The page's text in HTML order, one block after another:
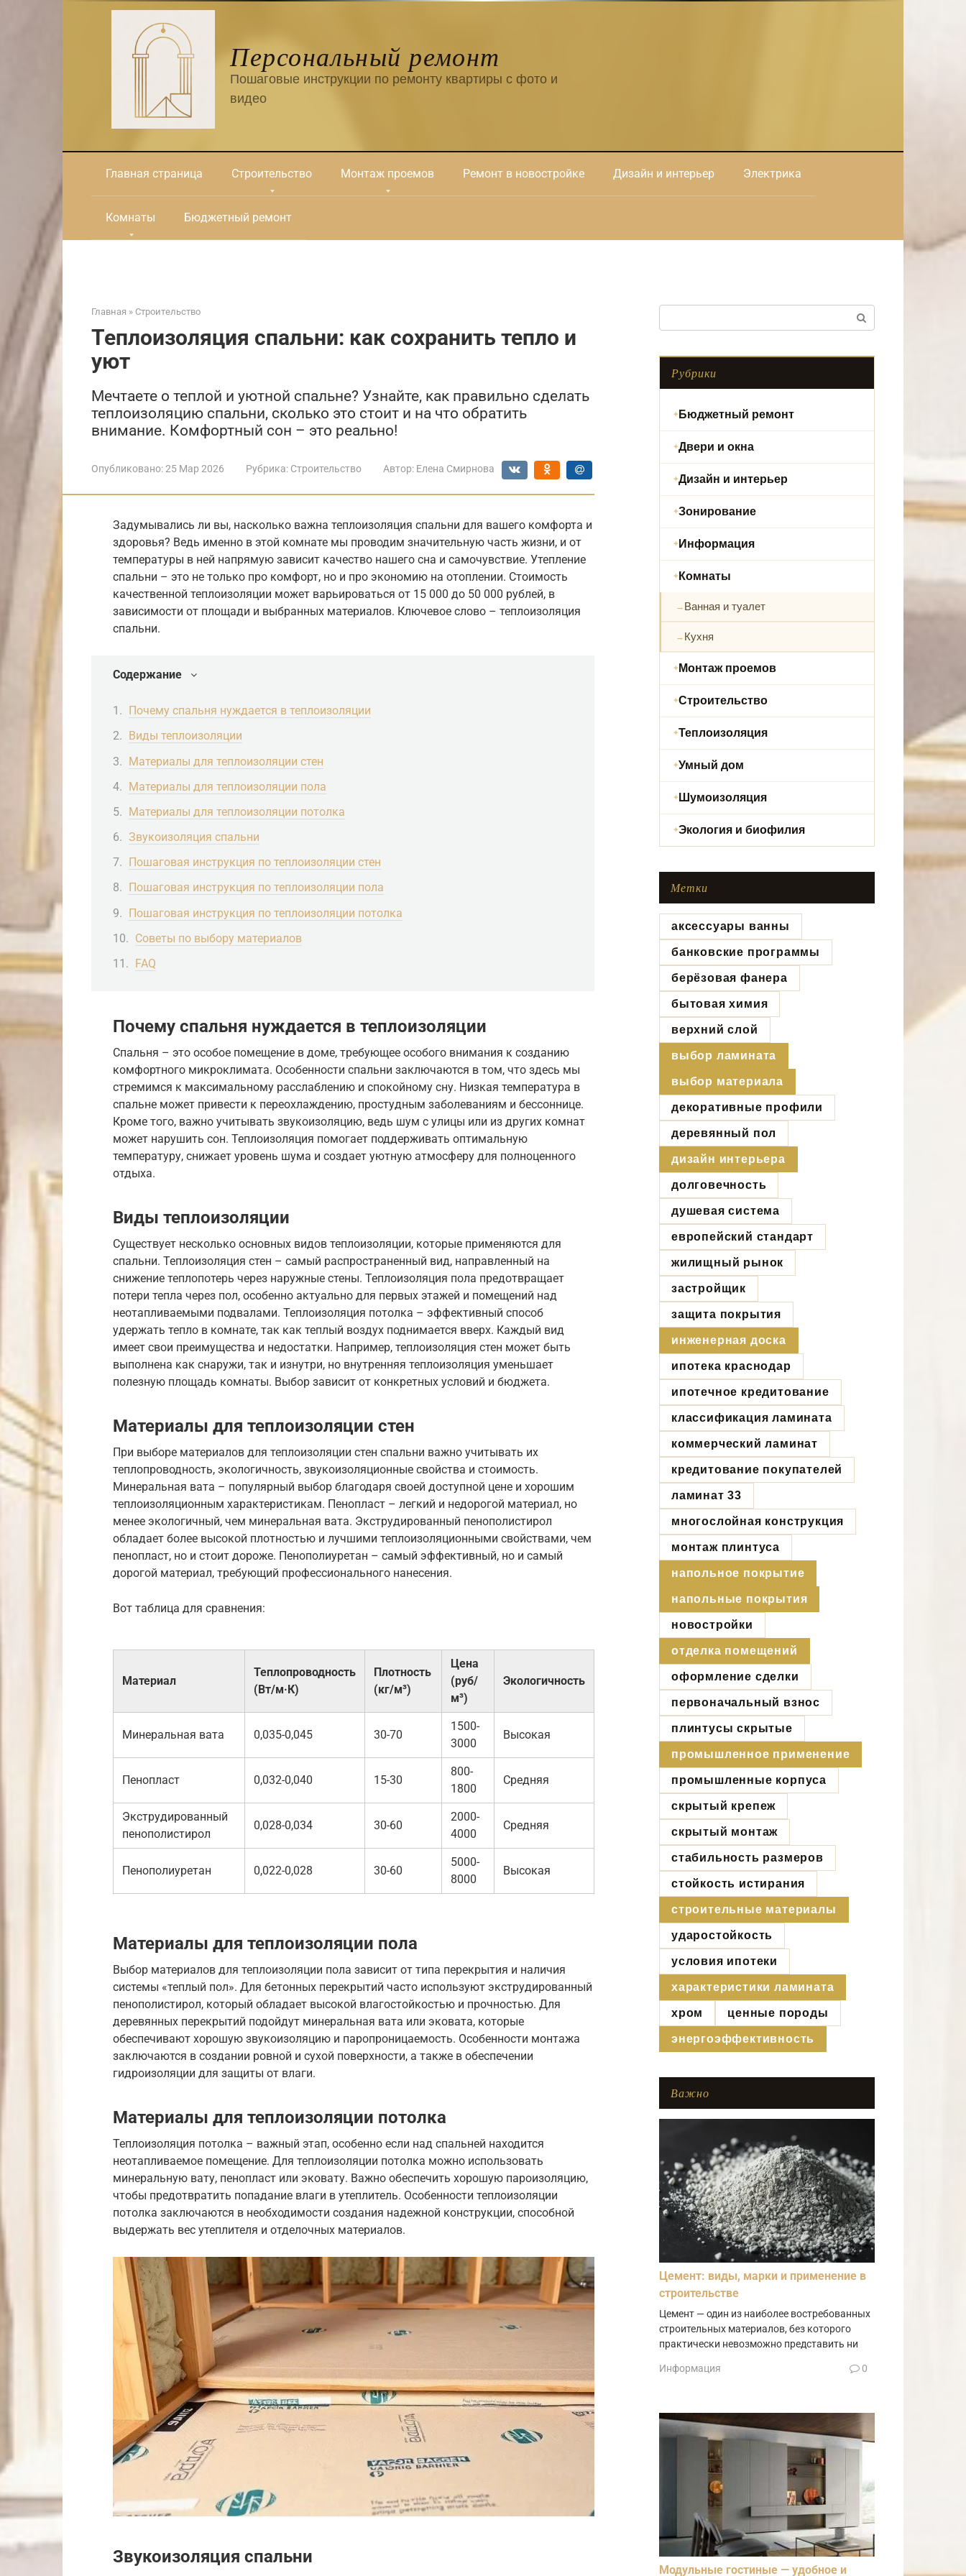
Персональный ремонт
Пошаговые инструкции по ремонту квартиры с фото и
видео
Главная страница Строительство Монтаж проемов Ремонт в новостройке Дизайн и интерьер Электрика
Комнаты Бюджетный ремонт
Главная » Строительство
Теплоизоляция спальни: как сохранить тепло и
уют
Мечтаете о теплой и уютной спальне? Узнайте, как правильно сделать
теплоизоляцию спальни, сколько это стоит и на что обратить
внимание. Комфортный сон – это реально!
Опубликовано:25 Мар 2026 Рубрика: Строительство Автор: Елена Смирнова
Задумывались ли вы, насколько важна теплоизоляция спальни для вашего комфорта и
здоровья? Ведь именно в этой комнате мы проводим значительную часть жизни, и от
температуры в ней напрямую зависит качество нашего сна и самочувствие. Утепление
спальни – это не только про комфорт, но и про экономию на отоплении. Стоимость
качественной теплоизоляции может варьироваться от 15 000 до 50 000 рублей, в
зависимости от площади и выбранных материалов. Ключевое слово – теплоизоляция
спальни.
Содержание
Почему спальня нуждается в теплоизоляции
Виды теплоизоляции
Материалы для теплоизоляции стен
Материалы для теплоизоляции пола
Материалы для теплоизоляции потолка
Звукоизоляция спальни
Пошаговая инструкция по теплоизоляции стен
Пошаговая инструкция по теплоизоляции пола
Пошаговая инструкция по теплоизоляции потолка
Советы по выбору материалов
FAQ
Почему спальня нуждается в теплоизоляции
Спальня – это особое помещение в доме, требующее особого внимания к созданию
комфортного микроклимата. Особенности спальни заключаются в том, что здесь мы
стремимся к максимальному расслаблению и спокойному сну. Низкая температура в
спальне может привести к переохлаждению, простудным заболеваниям и бессоннице.
Кроме того, важно учитывать звукоизоляцию, ведь шум с улицы или из других комнат
может нарушить сон. Теплоизоляция помогает поддерживать оптимальную
температуру, снижает уровень шума и создает уютную атмосферу для полноценного
отдыха.
Виды теплоизоляции
Существует несколько основных видов теплоизоляции, которые применяются для
спальни. Теплоизоляция стен – самый распространенный вид, направленный на
снижение теплопотерь через наружные стены. Теплоизоляция пола предотвращает
потери тепла через пол, особенно актуально для первых этажей и помещений над
неотапливаемыми подвалами. Теплоизоляция потолка – эффективный способ
удержать тепло в комнате, так как теплый воздух поднимается вверх. Каждый вид
имеет свои преимущества и недостатки. Например, теплоизоляция стен может быть
выполнена как снаружи, так и изнутри, но внутренняя теплоизоляция уменьшает
полезную площадь комнаты. Выбор зависит от конкретных условий и бюджета.
Материалы для теплоизоляции стен
При выборе материалов для теплоизоляции стен спальни важно учитывать их
теплопроводность, экологичность, звукоизоляционные свойства и стоимость.
Минеральная вата – популярный выбор благодаря своей доступной цене и хорошим
теплоизоляционным характеристикам. Пенопласт – легкий и недорогой материал, но
менее экологичный, чем минеральная вата. Экструдированный пенополистирол
обладает более высокой плотностью и лучшими теплоизоляционными свойствами, чем
пенопласт, но и стоит дороже. Пенополиуретан – самый эффективный, но и самый
дорогой материал, требующий профессионального нанесения.
Вот таблица для сравнения:
Материал
Теплопроводность
(Вт/м·К)
Плотность
(кг/м³)
Цена
(руб/
м³)
Экологичность
Минеральная вата 0,035-0,045 30-70
1500-
3000
Высокая
Пенопласт 0,032-0,040 15-30
800-
1800
Средняя
Экструдированный
пенополистирол
0,028-0,034 30-60
2000-
4000
Средняя
Пенополиуретан 0,022-0,028 30-60
5000-
8000
Высокая
Материалы для теплоизоляции пола
Выбор материалов для теплоизоляции пола зависит от типа перекрытия и наличия
системы «теплый пол». Для бетонных перекрытий часто используют экструдированный
пенополистирол, который обладает высокой влагостойкостью и прочностью. Для
деревянных перекрытий подойдут минеральная вата или эковата, которые
обеспечивают хорошую звукоизоляцию и паропроницаемость. Особенности монтажа
заключаются в создании ровной и сухой поверхности, а также в обеспечении
гидроизоляции для защиты от влаги.
Материалы для теплоизоляции потолка
Теплоизоляция потолка – важный этап, особенно если над спальней находится
неотапливаемое помещение. Для теплоизоляции потолка можно использовать
минеральную вату, пенопласт или эковату. Важно обеспечить хорошую пароизоляцию,
чтобы предотвратить попадание влаги в утеплитель. Особенности теплоизоляции
потолка заключаются в необходимости создания надежной конструкции, способной
выдержать вес утеплителя и отделочных материалов.
Звукоизоляция спальни
Рубрики
Бюджетный ремонт
Двери и окна
Дизайн и интерьер
Зонирование
Информация
Комнаты
Ванная и туалет
Кухня
Монтаж проемов
Строительство
Теплоизоляция
Умный дом
Шумоизоляция
Экология и биофилия
Метки
аксессуары ванны
банковские программы
берёзовая фанера
бытовая химия
верхний слой
выбор ламината
выбор материала
декоративные профили
деревянный пол
дизайн интерьера
долговечность
душевая система
европейский стандарт
жилищный рынок
застройщик
защита покрытия
инженерная доска
ипотека краснодар
ипотечное кредитование
классификация ламината
коммерческий ламинат
кредитование покупателей
ламинат 33
многослойная конструкция
монтаж плинтуса
напольное покрытие
напольные покрытия
новостройки
отделка помещений
оформление сделки
первоначальный взнос
плинтусы скрытые
промышленное применение
промышленные корпуса
скрытый крепеж
скрытый монтаж
стабильность размеров
стойкость истирания
строительные материалы
ударостойкость
условия ипотеки
характеристики ламината
хром ценные породы
энергоэффективность
Важно
Цемент: виды, марки и применение в
строительстве
Цемент — один из наиболее востребованных
строительных материалов, без которого
практически невозможно представить ни
Информация 0
Модульные гостиные — удобное и